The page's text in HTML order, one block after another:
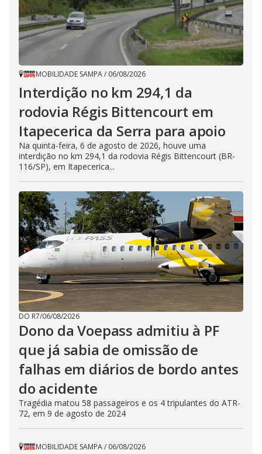
MOBILIDADE SAMPA/ 06/08/2026
Interdição no km 294,1 da
rodovia Régis Bittencourt em
Itapecerica da Serra para apoio
Na quinta-feira, 6 de agosto de 2026, houve uma
interdição no km 294,1 da rodovia Régis Bittencourt (BR-
116/SP), em Itapecerica...
DO R7/06/08/2026
Dono da Voepass admitiu à PF
que já sabia de omissão de
falhas em diários de bordo antes
do acidente
Tragédia matou 58 passageiros e os 4 tripulantes do ATR-
72, em 9 de agosto de 2024
MOBILIDADE SAMPA/ 06/08/2026